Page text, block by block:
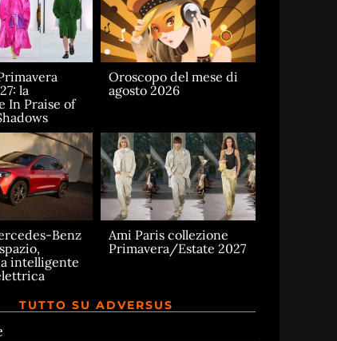
la
In Praise of
Oroscopo del mese di
agosto 2026
Benz
intelligente
Ami Paris collezione
Primavera/Estate 2027
TUTTO SU ADVERSUS